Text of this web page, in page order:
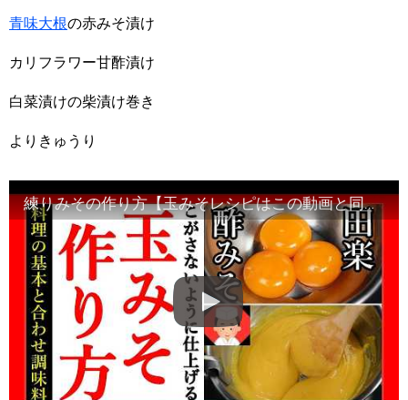
青味大根の赤みそ漬け
カリフラワー甘酢漬け
白菜漬けの柴漬け巻き
よりきゅうり
練りみその作り方【玉みそレシピはこの動画と同じ手順で完了します】Japanese food